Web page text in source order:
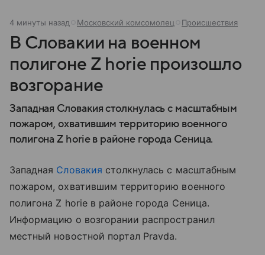
4 минуты назад Московский комсомолец Происшествия
В Словакии на военном
полигоне Z horie произошло
возгорание
Западная Словакия столкнулась с масштабным
пожаром, охватившим территорию военного
полигона Z horie в районе города Сеница.
Западная Словакия столкнулась с масштабным
пожаром, охватившим территорию военного
полигона Z horie в районе города Сеница.
Информацию о возгорании распространил
местный новостной портал Pravda.